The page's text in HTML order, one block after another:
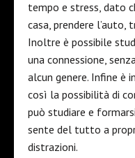
tempo e stress, dato
casa, prendere l’auto,
Inoltre è possibile
una connessione,
alcun genere. Infine è
così la possibilità di
può studiare e
sente del tutto a
distrazioni.